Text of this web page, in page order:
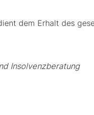
dem Erhalt des
Insolvenzberatung